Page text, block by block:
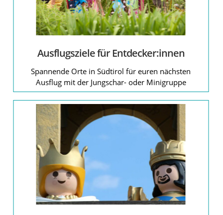
Ausflugsziele für Entdecker:innen
Spannende Orte in Südtirol für euren nächsten
Ausflug mit der Jungschar- oder Minigruppe